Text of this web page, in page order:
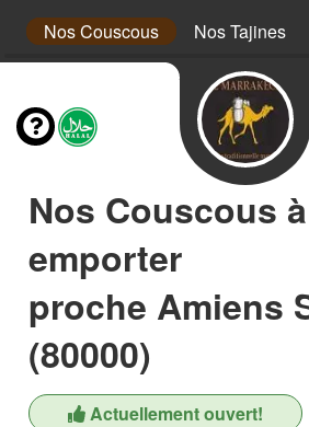
Nos Couscous Nos Tajines
Nos Couscous à
emporter
proche Amiens
(80000)
Actuellement ouvert!